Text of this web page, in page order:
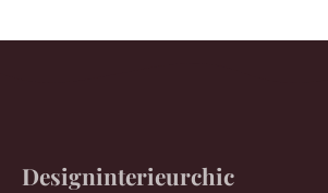
Designinterieurchic